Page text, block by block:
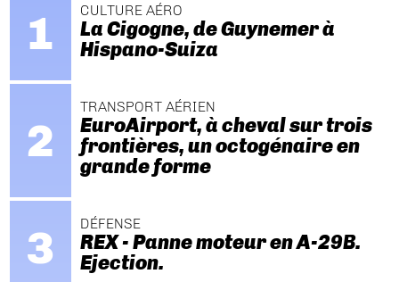
CULTURE AÉRO
La Cigogne, de Guynemer à
Hispano-Suiza
TRANSPORT AÉRIEN
EuroAirport, à cheval sur trois
frontières, un octogénaire en
grande forme
DÉFENSE
REX - Panne moteur en A-29B.
Ejection.